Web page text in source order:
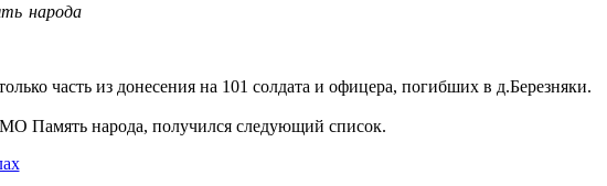
народа
часть из донесения на 101 солдата и офицера, погибших в д.Березняки.
Память народа, получился следующий список.